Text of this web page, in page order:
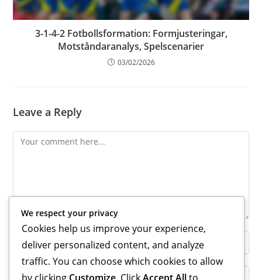
3-1-4-2 Fotbollsformation: Formjusteringar,
Motståndaranalys, Spelscenarier
03/02/2026
Leave a Reply
Comment
your
name
Enter
We respect your privacy
Cookies help us improve your experience,
deliver personalized content, and analyze
traffic. You can choose which cookies to allow